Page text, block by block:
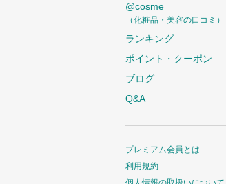
@cosme
（化粧品・美容の口コミ）
ランキング
ポイント・クーポン
ブログ
Q&A
プレミアム会員とは
利用規約